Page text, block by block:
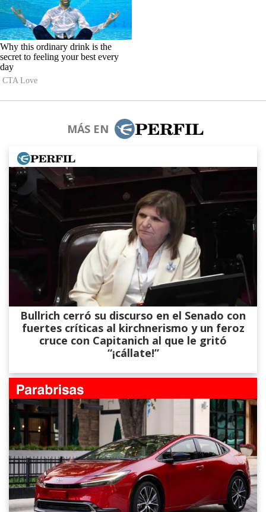
MÁS EN
Bullrich cerró su discurso en el Senado con
fuertes críticas al kirchnerismo y un feroz
cruce con Capitanich al que le gritó
“¡cállate!”